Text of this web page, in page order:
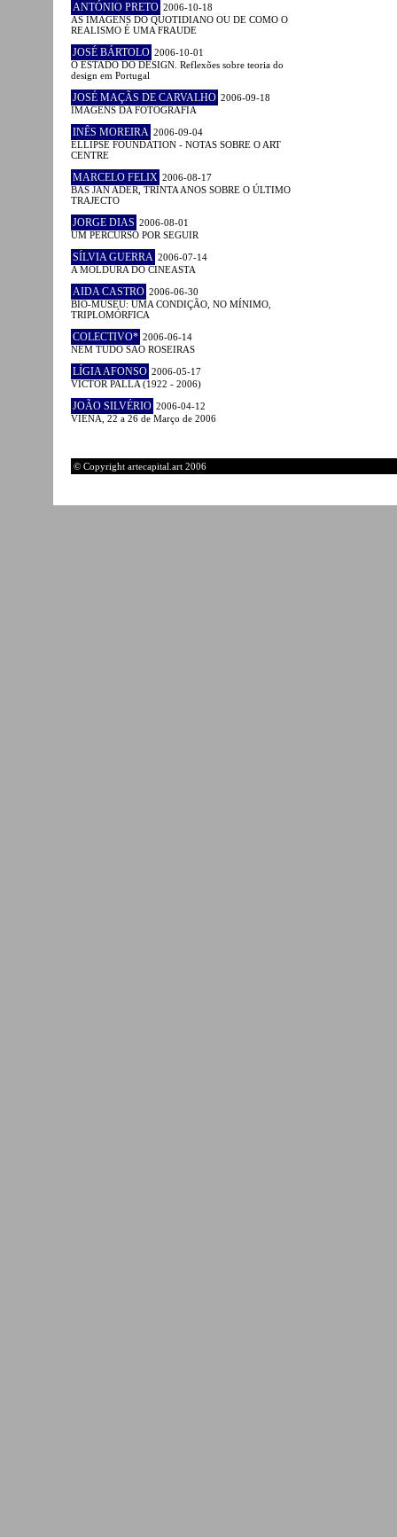
ANTÓNIO PRETO 2006-10-18
AS IMAGENS DO QUOTIDIANO OU DE COMO O
REALISMO É UMA FRAUDE
JOSÉ BÁRTOLO 2006-10-01
O ESTADO DO DESIGN. Reflexões sobre teoria do
design em Portugal
JOSÉ MAÇÃS DE CARVALHO 2006-09-18
IMAGENS DA FOTOGRAFIA
INÊS MOREIRA 2006-09-04
ELLIPSE FOUNDATION - NOTAS SOBRE O ART
CENTRE
MARCELO FELIX 2006-08-17
BAS JAN ADER, TRINTA ANOS SOBRE O ÚLTIMO
TRAJECTO
JORGE DIAS 2006-08-01
UM PERCURSO POR SEGUIR
SÍLVIA GUERRA 2006-07-14
A MOLDURA DO CINEASTA
AIDA CASTRO 2006-06-30
BIO-MUSEU: UMA CONDIÇÃO, NO MÍNIMO,
TRIPLOMÓRFICA
COLECTIVO* 2006-06-14
NEM TUDO SÃO ROSEIRAS
LÍGIA AFONSO 2006-05-17
VICTOR PALLA (1922 - 2006)
JOÃO SILVÉRIO 2006-04-12
VIENA, 22 a 26 de Março de 2006
© Copyright artecapital.art 2006